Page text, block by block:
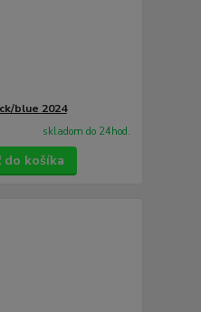
blue 2024
skladom do 24hod.
do košíka